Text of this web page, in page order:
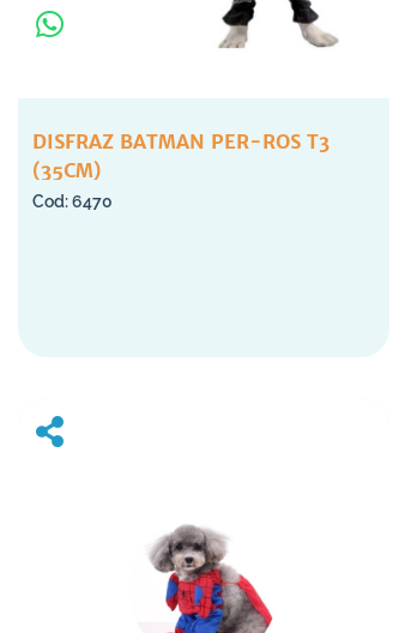
DISFRAZ BATMAN PER-ROS T3
(35CM)
6470